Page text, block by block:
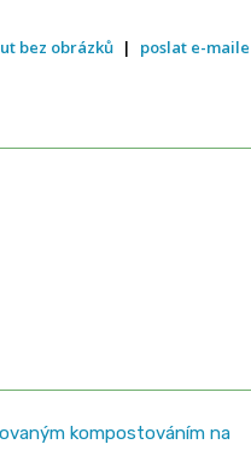
bez obrázků | poslat e-
kompostováním na